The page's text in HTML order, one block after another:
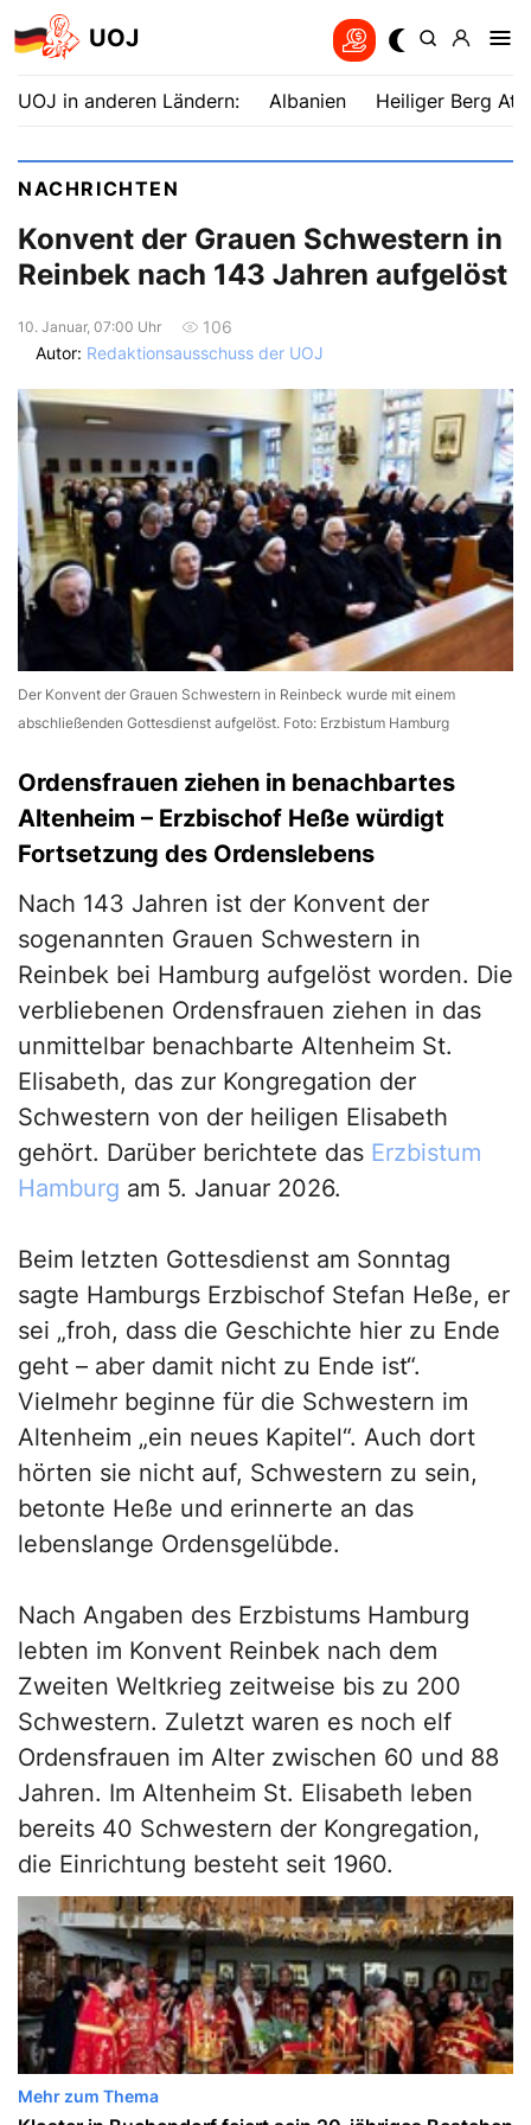
UOJ
UOJ in anderen Ländern: Albanien Heiliger Berg
NACHRICHTEN
Konvent der Grauen Schwestern in
Reinbek nach 143 Jahren aufgelöst
10. Januar, 07:00 Uhr
106
Autor: Redaktionsausschuss der UOJ
Der Konvent der Grauen Schwestern in Reinbeck wurde mit einem
abschließenden Gottesdienst aufgelöst. Foto: Erzbistum Hamburg
Ordensfrauen ziehen in benachbartes
Altenheim – Erzbischof Heße würdigt
Fortsetzung des Ordenslebens
Nach 143 Jahren ist der Konvent der
sogenannten Grauen Schwestern in
Reinbek bei Hamburg aufgelöst worden. Die
verbliebenen Ordensfrauen ziehen in das
unmittelbar benachbarte Altenheim St.
Elisabeth, das zur Kongregation der
Schwestern von der heiligen Elisabeth
gehört. Darüber berichtete das Erzbistum
Hamburg am 5. Januar 2026.
Beim letzten Gottesdienst am Sonntag
sagte Hamburgs Erzbischof Stefan Heße, er
sei „froh, dass die Geschichte hier zu Ende
geht – aber damit nicht zu Ende ist“.
Vielmehr beginne für die Schwestern im
Altenheim „ein neues Kapitel“. Auch dort
hörten sie nicht auf, Schwestern zu sein,
betonte Heße und erinnerte an das
lebenslange Ordensgelübde.
Nach Angaben des Erzbistums Hamburg
lebten im Konvent Reinbek nach dem
Zweiten Weltkrieg zeitweise bis zu 200
Schwestern. Zuletzt waren es noch elf
Ordensfrauen im Alter zwischen 60 und 88
Jahren. Im Altenheim St. Elisabeth leben
bereits 40 Schwestern der Kongregation,
die Einrichtung besteht seit 1960.
Mehr zum Thema